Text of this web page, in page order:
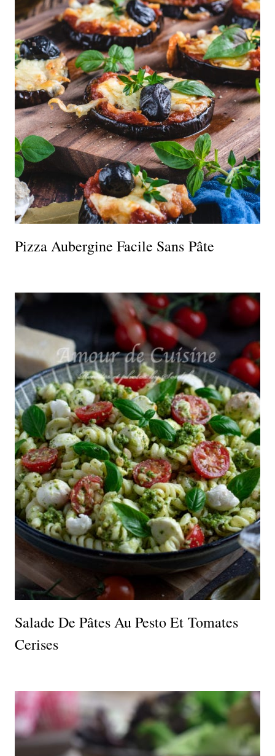
Pizza Aubergine Facile Sans Pâte
Salade De Pâtes Au Pesto Et Tomates
Cerises